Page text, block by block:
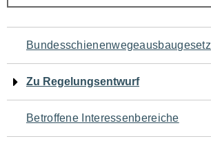
Navigation
für
den
Seiteninhalt
Bundesschienenwegeausbaugesetz
Zu Regelungsentwurf
Betroffene Interessenbereiche